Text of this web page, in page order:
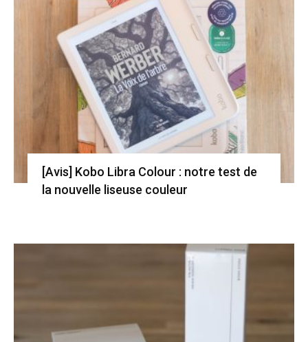
[Avis] Kobo Libra Colour : notre test de
la nouvelle liseuse couleur